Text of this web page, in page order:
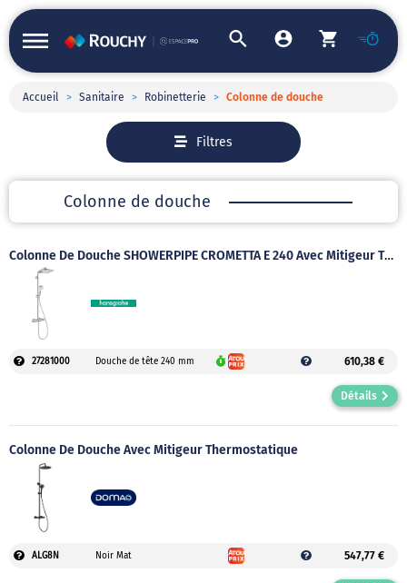
Accueil > Sanitaire > Robinetterie > Colonne de douche
Filtres
Colonne de douche
Colonne De Douche SHOWERPIPE CROMETTA E 240 Avec Mitigeur Thermostatique
27281000 Douche de tête 240 mm 610,38 €
Détails
Colonne De Douche Avec Mitigeur Thermostatique
ALG8N Noir Mat 547,77 €